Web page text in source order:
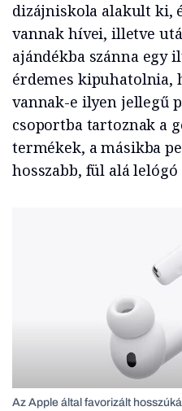
dizájniskola alakult ki,
vannak hívei, illetve
ajándékba szánna egy
érdemes kipuhatolnia,
vannak-e ilyen jellegű
csoportba tartoznak a
termékek, a másikba
hosszabb, fül alá lelógó
Az Apple által favorizált